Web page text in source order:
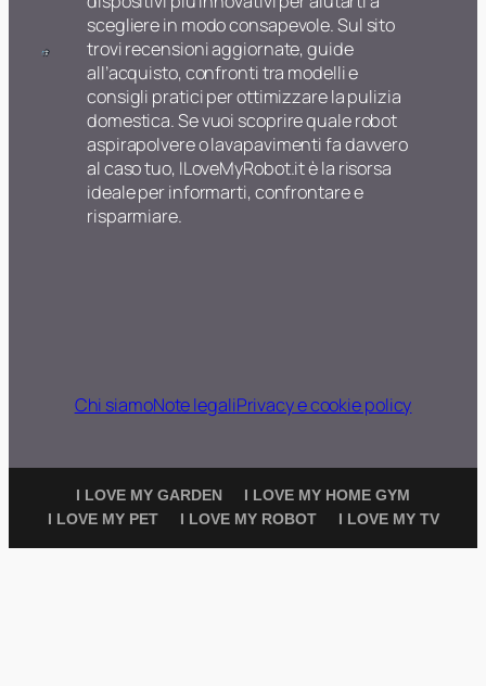
scegliere in modo consapevole. Sul sito
trovi recensioni aggiornate, guide
all’acquisto, confronti tra modelli e
consigli pratici per ottimizzare la pulizia
domestica. Se vuoi scoprire quale robot
aspirapolvere o lavapavimenti fa davvero
al caso tuo, ILoveMyRobot.it è la risorsa
ideale per informarti, confrontare e
risparmiare.
Chi siamoNote legaliPrivacy e cookie policy
I LOVE MY GARDEN
I LOVE MY HOME GYM
I LOVE MY PET
I LOVE MY ROBOT I LOVE MY TV